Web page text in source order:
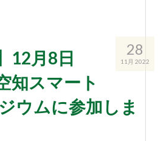
28
11月 2022
12月8日
知スマート
ウムに参加しま